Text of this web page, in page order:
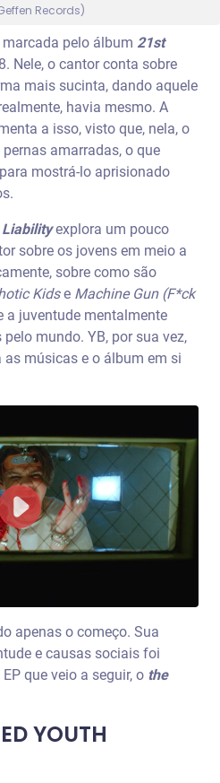
Records)
pelo álbum 21st
Nele, o cantor conta sobre
mais sucinta, dando aquele
havia mesmo. A
a isso, visto que, nela, o
amarradas, o que
mostrá-lo aprisionado
Liabilityexplora um pouco
sobre os jovens em meio a
sobre como são
Kidse Machine Gun (F*ck
a juventude mentalmente
mundo. YB, por sua vez,
as músicas e o álbum em si
apenas o começo. Sua
e causas sociais foi
que veio a seguir, o the
YOUTH